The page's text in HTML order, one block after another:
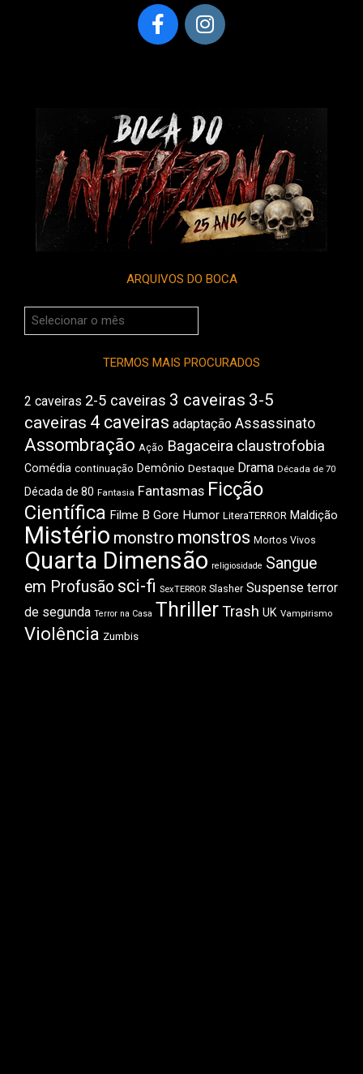
ARQUIVOS DO BOCA
Arquivos
do
TERMOS MAIS PROCURADOS
2 caveiras 2-5 caveiras 3 caveiras 3-5
caveiras 4 caveiras adaptação Assassinato
Assombração Ação Bagaceira claustrofobia
Comédia continuação Demônio Destaque Drama Década de 70
Década de 80 Fantasia Fantasmas Ficção
Científica Filme B Gore Humor LiteraTERROR Maldição
Mistério monstro monstros Mortos Vivos
Quarta Dimensão religiosidade Sangue
em Profusão sci-fi SexTERROR Slasher Suspense terror
de segunda Terror na Casa ThrillerTrash UK Vampirismo
Violência Zumbis